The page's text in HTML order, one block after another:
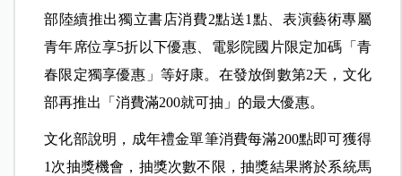
部陸續推出獨立書店消費2點送1點、表演藝術專屬
青年席位享5折以下優惠、電影院國片限定加碼「青
春限定獨享優惠」等好康。在發放倒數第2天，文化
部再推出「消費滿200就可抽」的最大優惠。
文化部說明，成年禮金單筆消費每滿200點即可獲得
1次抽獎機會，抽獎次數不限，抽獎結果將於系統馬